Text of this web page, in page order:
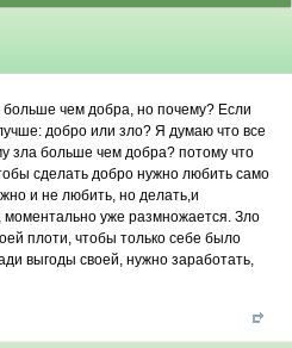
чем добра, но почему? Если
добро или зло? Я думаю что все
зла больше чем добра? потому что
сделать добро нужно любить само
и не любить, но делать,и
моментально уже размножается. Зло
плоти, чтобы только себе было
выгоды своей, нужно заработать,